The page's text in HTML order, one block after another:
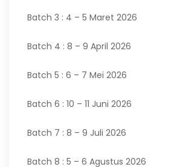
Batch 3 : 4 – 5 Maret 2026
Batch 4 : 8 – 9 April 2026
Batch 5 : 6 – 7 Mei 2026
Batch 6 : 10 – 11 Juni 2026
Batch 7 : 8 – 9 Juli 2026
Batch 8 : 5 – 6 Agustus 2026